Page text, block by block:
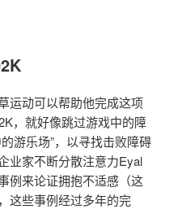
运动可以帮助他完成这项
，就好像跳过游戏中的障
游乐场”，以寻找击败障碍
业家不断分散注意力Eyal
例来论证拥抱不适感（这
这些事例经过多年的完